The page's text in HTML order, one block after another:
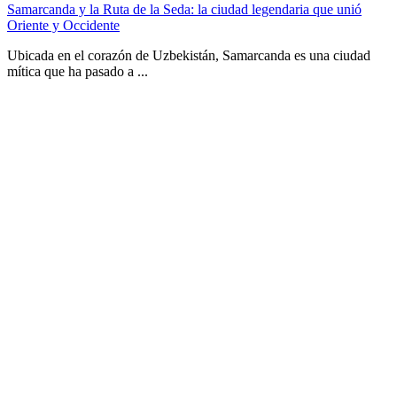
Samarcanda y la Ruta de la Seda: la ciudad legendaria que unió
Oriente y Occidente
Ubicada en el corazón de Uzbekistán, Samarcanda es una ciudad
mítica que ha pasado a ...